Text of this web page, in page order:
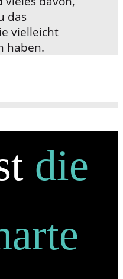
das
vielleicht
haben.
die